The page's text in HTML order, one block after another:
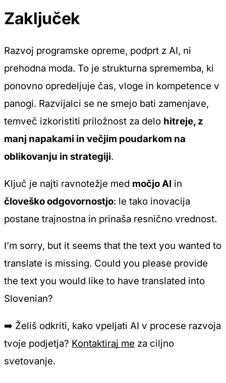
Zaključek
Razvoj programske opreme, podprt z AI, ni
prehodna moda. To je strukturna sprememba, ki
ponovno opredeljuje čas, vloge in kompetence v
panogi. Razvijalci se ne smejo bati zamenjave,
temveč izkoristiti priložnost za delo hitreje, z
manj napakami in večjim poudarkom na
oblikovanju in strategiji.
Ključ je najti ravnotežje med močjo AI in
človeško odgovornostjo: le tako inovacija
postane trajnostna in prinaša resnično vrednost.
I’m sorry, but it seems that the text you wanted to
translate is missing. Could you please provide
the text you would like to have translated into
Slovenian?
➡️ Želiš odkriti, kako vpeljati AI v procese razvoja
tvoje podjetja? Kontaktiraj me za ciljno
svetovanje.